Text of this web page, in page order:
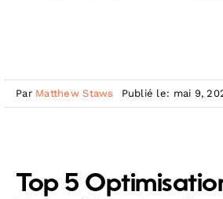
Par Matthew Staws Publié le: mai 9,
Top 5